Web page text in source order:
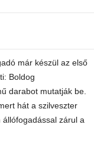
már készül az első
Boldog
darabot mutatják be.
hát a szilveszter
zárul a